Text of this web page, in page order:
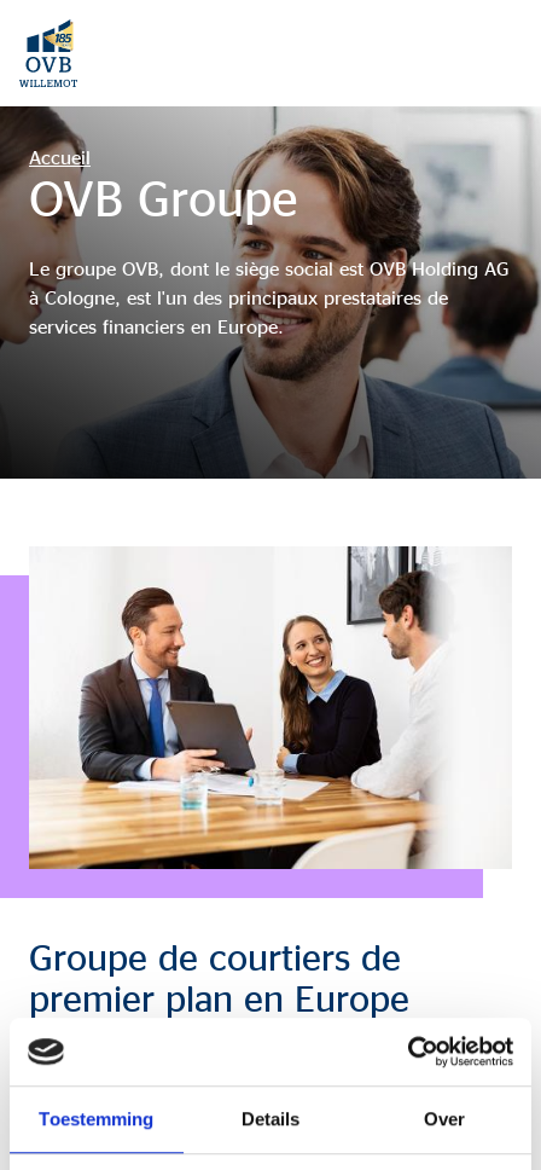
Toestemming Details Over
Accueil
OVB Groupe
Le groupe OVB, dont le siège social est OVB Holding AG
à Cologne, est l'un des principaux prestataires de
services financiers en Europe.
Groupe de courtiers de
premier plan en Europe
Depuis sa création en 1970, les activités commerciales
d'OVB sont axées sur des conseils financiers durables,
complets et surtout orientés vers le client. OVB